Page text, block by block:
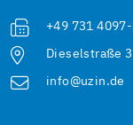
+49 731
Dieselstraße
info@uzin.de